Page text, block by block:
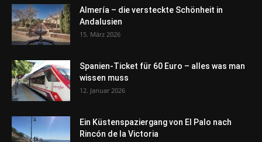
Almería – die versteckte Schönheit in
Andalusien
15. März 2026
Spanien-Ticket für 60 Euro – alles was man
wissen muss
12. Januar 2026
Ein Küstenspaziergang von El Palo nach
Rincón de la Victoria